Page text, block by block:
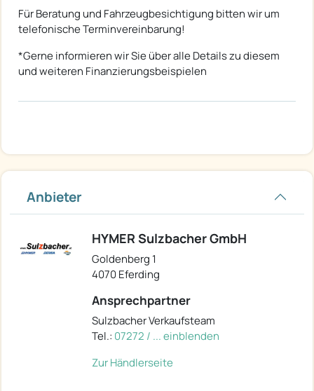
Für Beratung und Fahrzeugbesichtigung bitten wir um
telefonische Terminvereinbarung!
*Gerne informieren wir Sie über alle Details zu diesem
und weiteren Finanzierungsbeispielen
Anbieter
HYMER Sulzbacher GmbH
Goldenberg 1
4070 Eferding
Ansprechpartner
Sulzbacher Verkaufsteam
Tel.: 07272 / ... einblenden
Zur Händlerseite